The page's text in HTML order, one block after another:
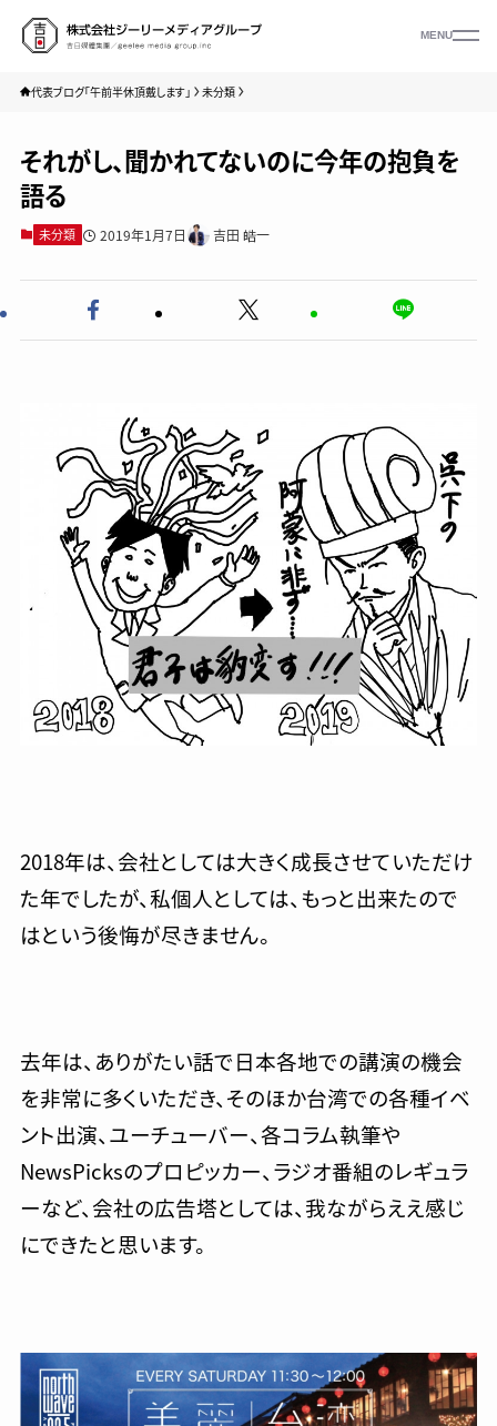
MENU
代表ブログ「午前半休頂戴します」 未分類
それがし、聞かれてないのに今年の抱負を
語る
未分類 2019年1月7日 吉田 皓一
2018年は、会社としては大きく成長させていただけ
た年でしたが、私個人としては、もっと出来たので
はという後悔が尽きません。
去年は、ありがたい話で日本各地での講演の機会
を非常に多くいただき、そのほか台湾での各種イベ
ント出演、ユーチューバー、各コラム執筆や
NewsPicksのプロピッカー、ラジオ番組のレギュラ
ーなど、会社の広告塔としては、我ながらええ感じ
にできたと思います。